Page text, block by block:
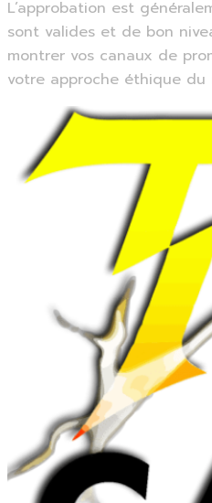
L’approbation est
sont valides et de bon
montrer vos canaux de
votre approche éthique du